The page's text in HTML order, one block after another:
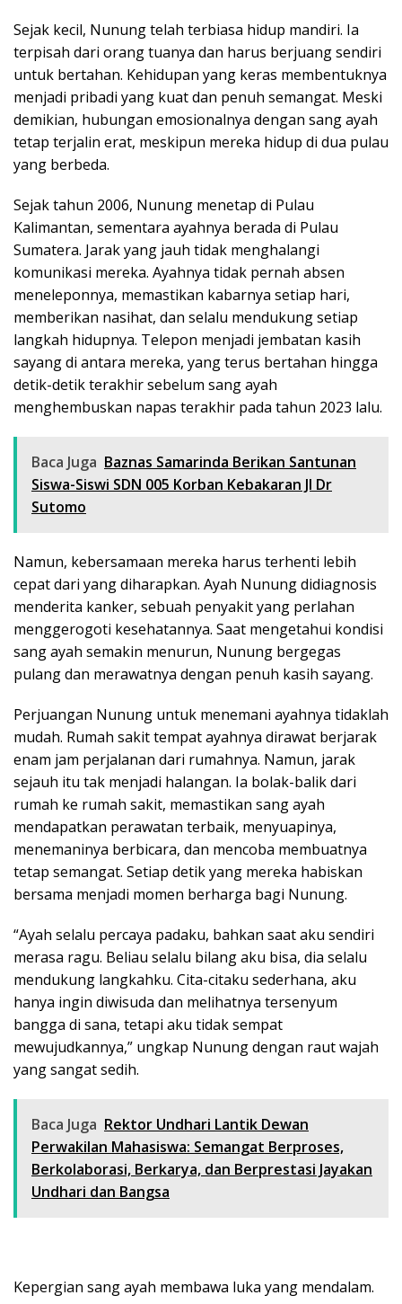
Sejak kecil, Nunung telah terbiasa hidup mandiri. Ia
terpisah dari orang tuanya dan harus berjuang sendiri
untuk bertahan. Kehidupan yang keras membentuknya
menjadi pribadi yang kuat dan penuh semangat. Meski
demikian, hubungan emosionalnya dengan sang ayah
tetap terjalin erat, meskipun mereka hidup di dua pulau
yang berbeda.
Sejak tahun 2006, Nunung menetap di Pulau
Kalimantan, sementara ayahnya berada di Pulau
Sumatera. Jarak yang jauh tidak menghalangi
komunikasi mereka. Ayahnya tidak pernah absen
meneleponnya, memastikan kabarnya setiap hari,
memberikan nasihat, dan selalu mendukung setiap
langkah hidupnya. Telepon menjadi jembatan kasih
sayang di antara mereka, yang terus bertahan hingga
detik-detik terakhir sebelum sang ayah
menghembuskan napas terakhir pada tahun 2023 lalu.
Baca Juga Baznas Samarinda Berikan Santunan
Siswa-Siswi SDN 005 Korban Kebakaran Jl Dr
Sutomo
Namun, kebersamaan mereka harus terhenti lebih
cepat dari yang diharapkan. Ayah Nunung didiagnosis
menderita kanker, sebuah penyakit yang perlahan
menggerogoti kesehatannya. Saat mengetahui kondisi
sang ayah semakin menurun, Nunung bergegas
pulang dan merawatnya dengan penuh kasih sayang.
Perjuangan Nunung untuk menemani ayahnya tidaklah
mudah. Rumah sakit tempat ayahnya dirawat berjarak
enam jam perjalanan dari rumahnya. Namun, jarak
sejauh itu tak menjadi halangan. Ia bolak-balik dari
rumah ke rumah sakit, memastikan sang ayah
mendapatkan perawatan terbaik, menyuapinya,
menemaninya berbicara, dan mencoba membuatnya
tetap semangat. Setiap detik yang mereka habiskan
bersama menjadi momen berharga bagi Nunung.
“Ayah selalu percaya padaku, bahkan saat aku sendiri
merasa ragu. Beliau selalu bilang aku bisa, dia selalu
mendukung langkahku. Cita-citaku sederhana, aku
hanya ingin diwisuda dan melihatnya tersenyum
bangga di sana, tetapi aku tidak sempat
mewujudkannya,” ungkap Nunung dengan raut wajah
yang sangat sedih.
Baca Juga Rektor Undhari Lantik Dewan
Perwakilan Mahasiswa: Semangat Berproses,
Berkolaborasi, Berkarya, dan Berprestasi Jayakan
Undhari dan Bangsa
Kepergian sang ayah membawa luka yang mendalam.